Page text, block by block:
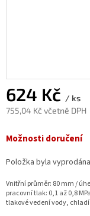
624 Kč / ks
755,04 Kč včetně DPH
cena:
Možnosti doručení
Položka byla
Vnitřní průměr: 80 mm /
pracovní tlak: 0,1 až 0,8
tlakové vedení vody,